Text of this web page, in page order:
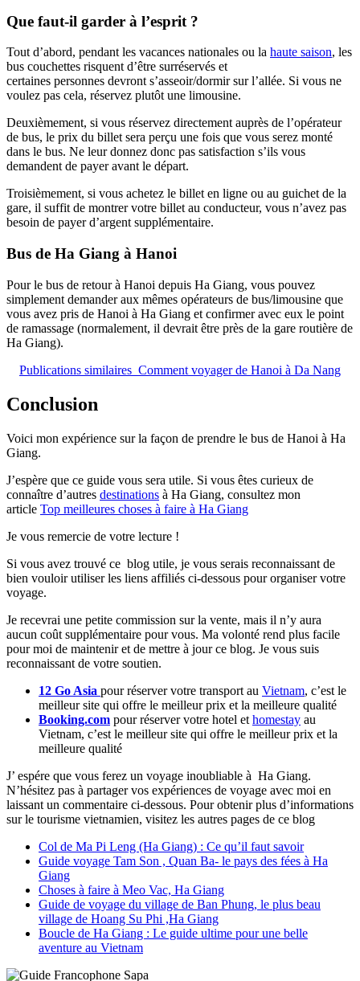
Que faut-il garder à l’esprit ?
Tout d’abord, pendant les vacances nationales ou la haute saison, les
bus couchettes risquent d’être surréservés et
certaines personnes devront s’asseoir/dormir sur l’allée. Si vous ne
voulez pas cela, réservez plutôt une limousine.
Deuxièmement, si vous réservez directement auprès de l’opérateur
de bus, le prix du billet sera perçu une fois que vous serez monté
dans le bus. Ne leur donnez donc pas satisfaction s’ils vous
demandent de payer avant le départ.
Troisièmement, si vous achetez le billet en ligne ou au guichet de la
gare, il suffit de montrer votre billet au conducteur, vous n’avez pas
besoin de payer d’argent supplémentaire.
Bus de Ha Giang à Hanoi
Pour le bus de retour à Hanoi depuis Ha Giang, vous pouvez
simplement demander aux mêmes opérateurs de bus/limousine que
vous avez pris de Hanoi à Ha Giang et confirmer avec eux le point
de ramassage (normalement, il devrait être près de la gare routière de
Ha Giang).
Publications similaires Comment voyager de Hanoi à Da Nang
Conclusion
Voici mon expérience sur la façon de prendre le bus de Hanoi à Ha
Giang.
J’espère que ce guide vous sera utile. Si vous êtes curieux de
connaître d’autres destinations à Ha Giang, consultez mon
article Top meilleures choses à faire à Ha Giang
Je vous remercie de votre lecture !
Si vous avez trouvé ce blog utile, je vous serais reconnaissant de
bien vouloir utiliser les liens affiliés ci-dessous pour organiser votre
voyage.
Je recevrai une petite commission sur la vente, mais il n’y aura
aucun coût supplémentaire pour vous. Ma volonté rend plus facile
pour moi de maintenir et de mettre à jour ce blog. Je vous suis
reconnaissant de votre soutien.
12 Go Asia pour réserver votre transport au Vietnam, c’est le
meilleur site qui offre le meilleur prix et la meilleure qualité
Booking.com pour réserver votre hotel et homestay au
Vietnam, c’est le meilleur site qui offre le meilleur prix et la
meilleure qualité
J’ espére que vous ferez un voyage inoubliable à Ha Giang.
N’hésitez pas à partager vos expériences de voyage avec moi en
laissant un commentaire ci-dessous. Pour obtenir plus d’informations
sur le tourisme vietnamien, visitez les autres pages de ce blog
Col de Ma Pi Leng (Ha Giang) : Ce qu’il faut savoir
Guide voyage Tam Son , Quan Ba- le pays des fées à Ha
Giang
Choses à faire à Meo Vac, Ha Giang
Guide de voyage du village de Ban Phung, le plus beau
village de Hoang Su Phi ,Ha Giang
Boucle de Ha Giang : Le guide ultime pour une belle
aventure au Vietnam